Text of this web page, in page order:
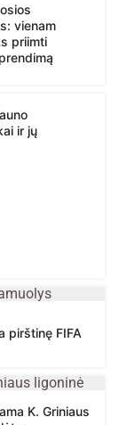
vienam
priimti
ir jų
pirštinę FIFA
K. Griniaus